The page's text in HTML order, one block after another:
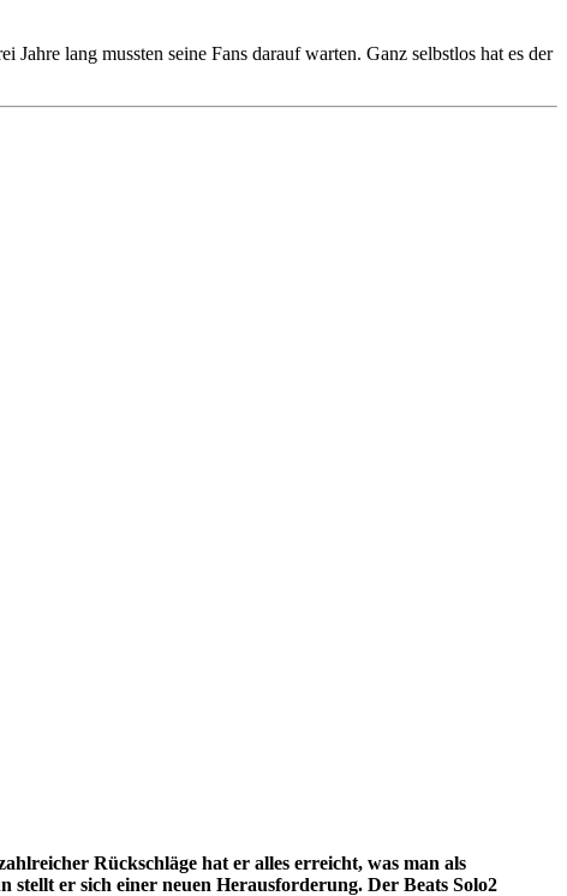
lang mussten seine Fans darauf warten. Ganz selbstlos hat es der
Rückschläge hat er alles erreicht, was man als
er sich einer neuen Herausforderung. Der Beats Solo2